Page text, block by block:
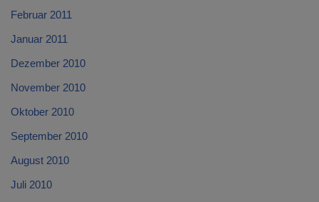
Februar 2011
Januar 2011
Dezember 2010
November 2010
Oktober 2010
September 2010
August 2010
Juli 2010